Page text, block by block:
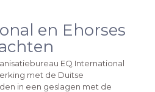
en Ehorses
EQ International
met de Duitse
in een geslagen met de